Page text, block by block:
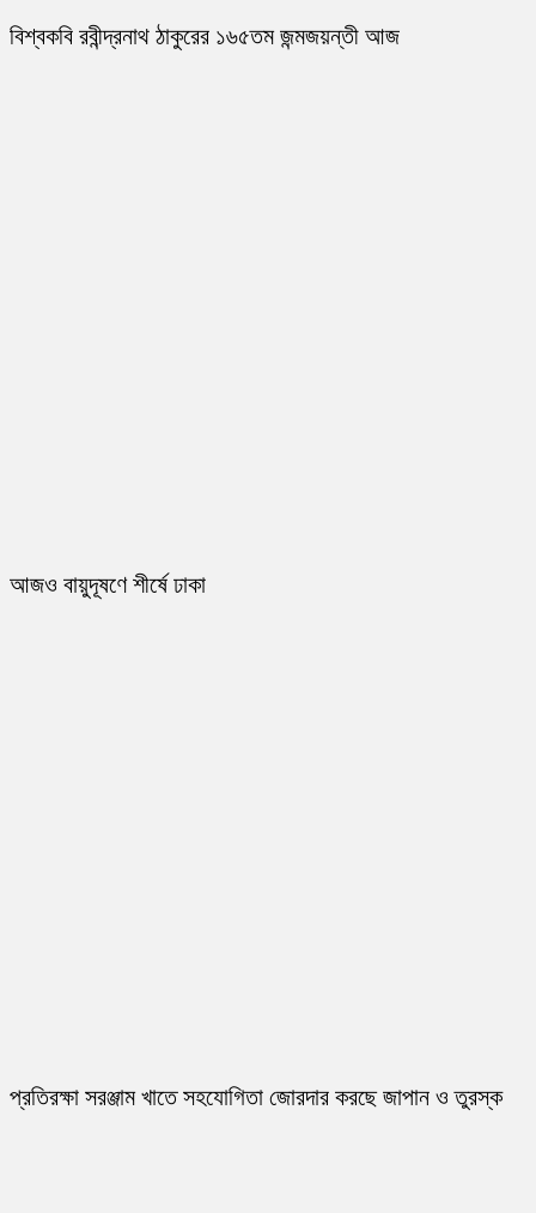
বিশ্বকবি রবীন্দ্রনাথ ঠাকুরের ১৬৫তম জন্মজয়ন্তী আজ
আজও বায়ুদূষণে শীর্ষে ঢাকা
প্রতিরক্ষা সরঞ্জাম খাতে সহযোগিতা জোরদার করছে জাপান ও তুরস্ক